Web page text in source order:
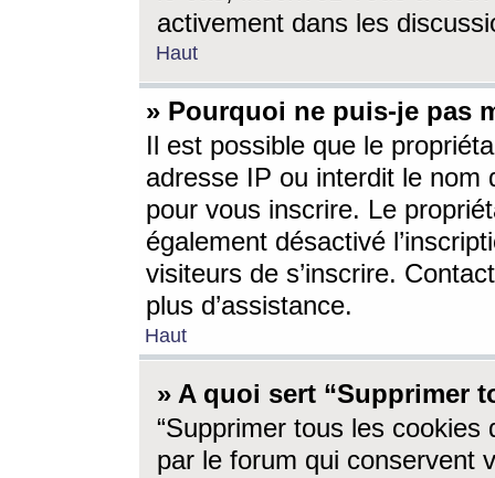
activement dans les
Haut
» Pourquoi ne puis-je pas
Il est possible que le
adresse IP ou interdit le nom
pour vous inscrire. Le
également désactivé
visiteurs de s’inscrire.
plus d’assistance.
Haut
» A quoi sert “Supprimer
“Supprimer tous les cookies
par le forum qui conservent